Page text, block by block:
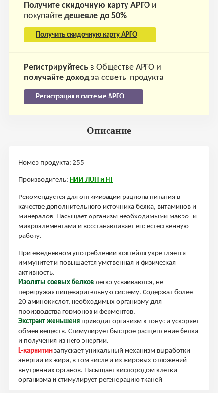
Получите скидочную карту АРГОи
покупайте дешевле до 50%
Получить скидочную карту АРГО
Регистрируйтесьв Обществе АРГО и
получайте доходза советы продукта
Регистрация в системе АРГО
Описание
Номер продукта: 255
Производитель: НИИ ЛОП и НТ
Рекомендуется для оптимизации рациона питания в
качестве дополнительного источника белка, витаминов и
минералов. Насыщает организм необходимыми макро- и
микроэлементами и восстанавливает его естественную
работу.
При ежедневном употреблении коктейля укрепляется
иммунитет и повышается умственная и физическая
активность.
Изоляты соевых белковлегко усваиваются, не
перегружая пищеварительную систему. Содержат более
20 аминокислот, необходимых организму для
производства гормонов и ферментов.
Экстракт женьшеняприводит организм в тонус и ускоряет
обмен веществ. Стимулирует быстрое расщепление белка
и получения из него энергии.
L-карнитин запускает уникальный механизм выработки
энергии из жира, в том числе и из жировых отложений
внутренних органов. Насыщает кислородом клетки
организма и стимулирует регенерацию тканей.